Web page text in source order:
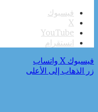
فيسبوك
‫X
‫YouTube
انستقرام
فيسبوك ‫X واتساب
زر الذهاب إلى الأعلى